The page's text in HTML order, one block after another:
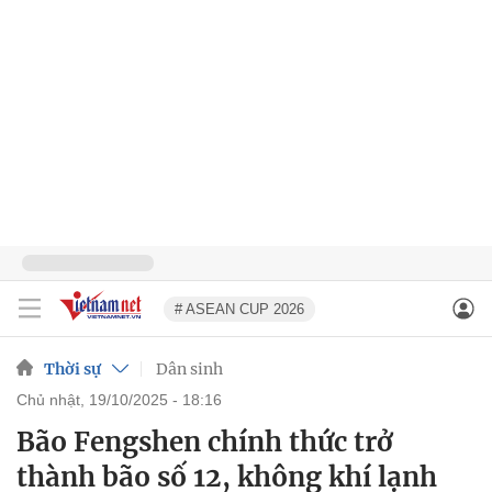
# ASEAN CUP 2026
Thời sự Dân sinh
chủ nhật, 19/10/2025 - 18:16
Bão Fengshen chính thức trở
thành bão số 12, không khí lạnh